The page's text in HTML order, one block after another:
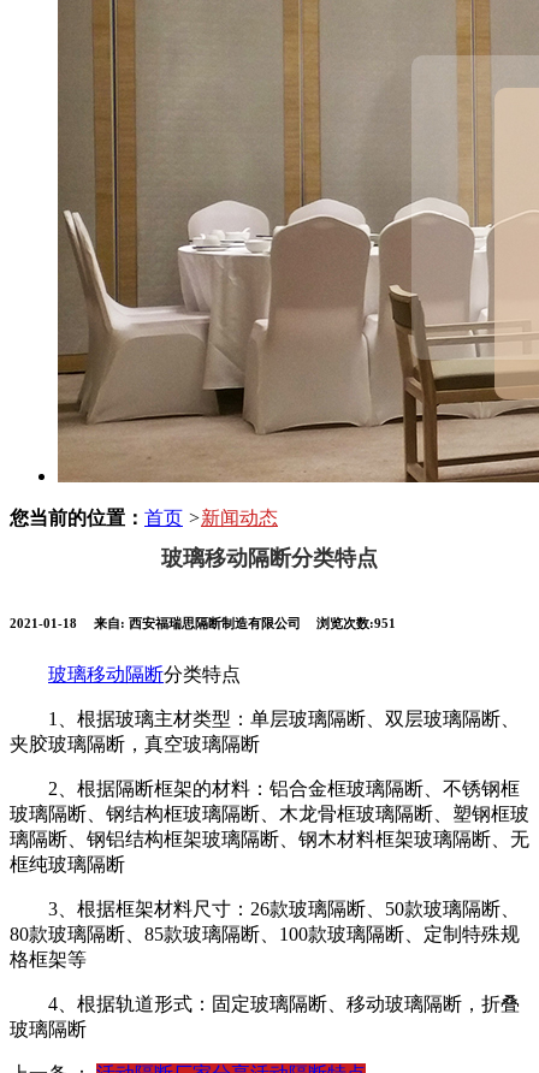
您当前的位置： 首页 >新闻动态
玻璃移动隔断分类特点
2021-01-18 来自: 西安福瑞思隔断制造有限公司 浏览次数:951
玻璃移动隔断分类特点
1、根据玻璃主材类型：单层玻璃隔断、双层玻璃隔断、
夹胶玻璃隔断，真空玻璃隔断
2、根据隔断框架的材料：铝合金框玻璃隔断、不锈钢框
玻璃隔断、钢结构框玻璃隔断、木龙骨框玻璃隔断、塑钢框玻
璃隔断、钢铝结构框架玻璃隔断、钢木材料框架玻璃隔断、无
框纯玻璃隔断
3、根据框架材料尺寸：26款玻璃隔断、50款玻璃隔断、
80款玻璃隔断、85款玻璃隔断、100款玻璃隔断、定制特殊规
格框架等
4、根据轨道形式：固定玻璃隔断、移动玻璃隔断，折叠
玻璃隔断